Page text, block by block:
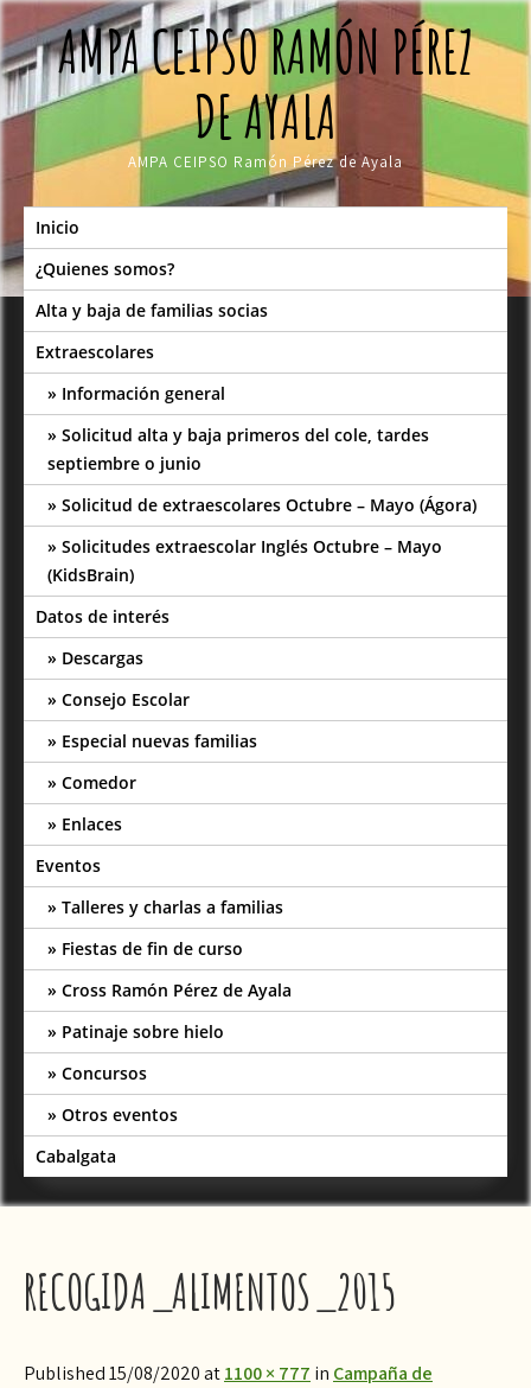
Skip
to
contentAMPA CEIPSO RAMÓN PÉREZ
DE AYALA
AMPA CEIPSO Ramón Pérez de Ayala
Inicio
¿Quienes somos?
Alta y baja de familias socias
Extraescolares
Información general
Solicitud alta y baja primeros del cole, tardes
septiembre o junio
Solicitud de extraescolares Octubre – Mayo (Ágora)
Solicitudes extraescolar Inglés Octubre – Mayo
(KidsBrain)
Datos de interés
Descargas
Consejo Escolar
Especial nuevas familias
Comedor
Enlaces
Eventos
Talleres y charlas a familias
Fiestas de fin de curso
Cross Ramón Pérez de Ayala
Patinaje sobre hielo
Concursos
Otros eventos
Cabalgata
RECOGIDA_ALIMENTOS_2015
Published 15/08/2020 at1100 × 777 in Campaña de